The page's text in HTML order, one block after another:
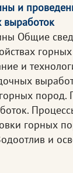
и
выработок
Общие
и
пород.
горных
и